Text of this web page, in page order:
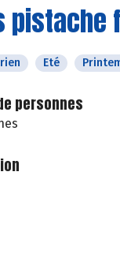
pistache
Eté
personnes